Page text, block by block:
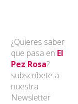
¿Quieres saber
que pasa en El
Pez Rosa?
subscríbete a
nuestra
Newsletter